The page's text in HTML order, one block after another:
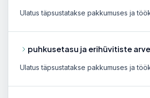
Ulatus täpsustatakse pakkumuses ja
puhkusetasu ja erihüvitiste
Ulatus täpsustatakse pakkumuses ja